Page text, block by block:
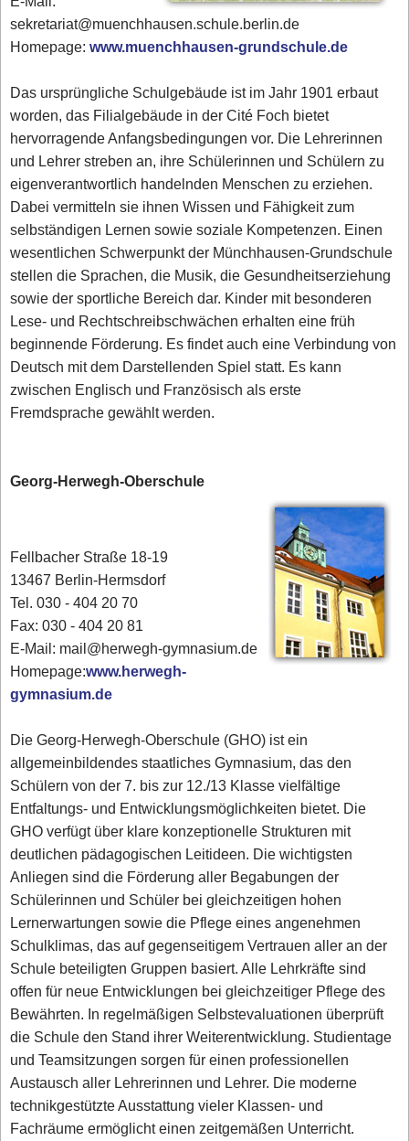
sekretariat@muenchhausen.schule.berlin.de
Homepage:www.muenchhausen-grundschule.de
Das ursprüngliche Schulgebäude ist im Jahr 1901 erbaut
worden, das Filialgebäude in der Cité Foch bietet
hervorragende Anfangsbedingungen vor. Die Lehrerinnen
und Lehrer streben an, ihre Schülerinnen und Schülern zu
eigenverantwortlich handelnden Menschen zu erziehen.
Dabei vermitteln sie ihnen Wissen und Fähigkeit zum
selbständigen Lernen sowie soziale Kompetenzen. Einen
wesentlichen Schwerpunkt der Münchhausen-Grundschule
stellen die Sprachen, die Musik, die Gesundheitserziehung
sowie der sportliche Bereich dar. Kinder mit besonderen
Lese- und Rechtschreibschwächen erhalten eine früh
beginnende Förderung. Es findet auch eine Verbindung von
Deutsch mit dem Darstellenden Spiel statt. Es kann
zwischen Englisch und Französisch als erste
Fremdsprache gewählt werden.
Georg-Herwegh-Oberschule
Fellbacher Straße 18-19
13467 Berlin-Hermsdorf
Tel. 030 - 404 20 70
Fax: 030 - 404 20 81
E-Mail: mail@herwegh-gymnasium.de
Homepage:www.herwegh-
gymnasium.de
Die Georg-Herwegh-Oberschule (GHO) ist ein
allgemeinbildendes staatliches Gymnasium, das den
Schülern von der 7. bis zur 12./13 Klasse vielfältige
Entfaltungs- und Entwicklungsmöglichkeiten bietet. Die
GHO verfügt über klare konzeptionelle Strukturen mit
deutlichen pädagogischen Leitideen. Die wichtigsten
Anliegen sind die Förderung aller Begabungen der
Schülerinnen und Schüler bei gleichzeitigen hohen
Lernerwartungen sowie die Pflege eines angenehmen
Schulklimas, das auf gegenseitigem Vertrauen aller an der
Schule beteiligten Gruppen basiert. Alle Lehrkräfte sind
offen für neue Entwicklungen bei gleichzeitiger Pflege des
Bewährten. In regelmäßigen Selbstevaluationen überprüft
die Schule den Stand ihrer Weiterentwicklung. Studientage
und Teamsitzungen sorgen für einen professionellen
Austausch aller Lehrerinnen und Lehrer. Die moderne
technikgestützte Ausstattung vieler Klassen- und
Fachräume ermöglicht einen zeitgemäßen Unterricht.